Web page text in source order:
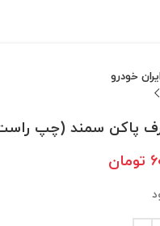
خودرو
پاکن سمند (چپ
تومان